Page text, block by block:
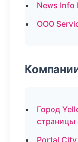
News
ООО
Город
страницы
Portal